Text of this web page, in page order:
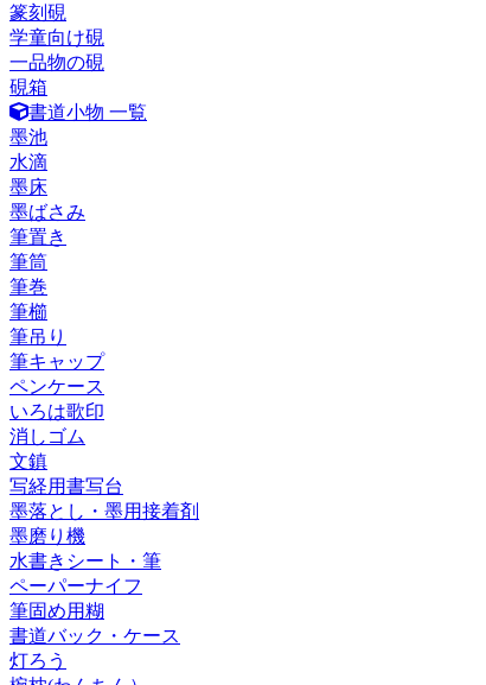
篆刻硯
学童向け硯
一品物の硯
硯箱
書道小物 一覧
墨池
水滴
墨床
墨ばさみ
筆置き
筆筒
筆巻
筆櫛
筆吊り
筆キャップ
ペンケース
いろは歌印
消しゴム
文鎮
写経用書写台
墨落とし・墨用接着剤
墨磨り機
水書きシート・筆
ペーパーナイフ
筆固め用糊
書道バック・ケース
灯ろう